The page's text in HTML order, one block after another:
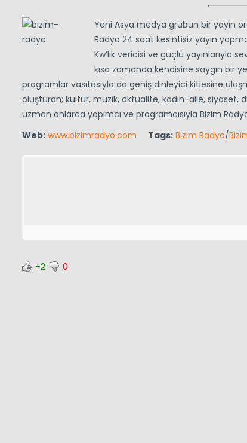
Yeni Asya medya grubun bir yayın
Radyo 24 saat kesintisiz yayın
Kw’lık vericisi ve güçlü yayınlarıyla
kısa zamanda kendisine saygın bir
programlar vasıtasıyla da geniş dinleyici kitlesine
oluşturan; kültür, müzik, aktüalite, kadın-aile, siyaset,
uzman onlarca yapımcı ve programcısıyla Bizim
Web: www.bizimradyo.com Tags: Bizim Radyo/
+2 0